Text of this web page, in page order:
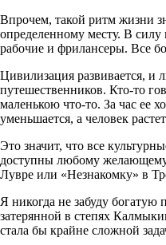
Впрочем, такой ритм жизни
определенному месту. В
рабочие и фрилансеры. Все
Цивилизация развивается, и
путешественников. Кто-то
маленькою что-то. За час ее
уменьшается, а человек
Это значит, что все
доступны любому
Лувре или «Незнакомку» в
Я никогда не забуду
затерянной в степях
стала бы крайне сложной